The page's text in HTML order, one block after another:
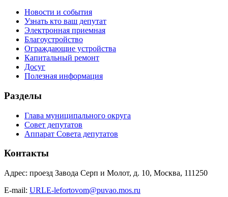
Новости и события
Узнать кто ваш депутат
Электронная приемная
Благоустройство
Ограждающие устройства
Капитальный ремонт
Досуг
Полезная информация
Разделы
Глава муниципального округа
Совет депутатов
Аппарат Совета депутатов
Контакты
Адрес: проезд Завода Серп и Молот, д. 10, Москва, 111250
E-mail: URLE-lefortovom@puvao.mos.ru